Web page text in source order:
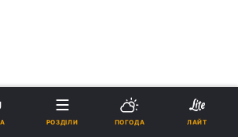
РОЗДІЛИ ПОГОДА ЛАЙТ